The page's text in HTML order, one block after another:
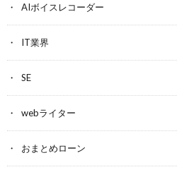
AIボイスレコーダー
IT業界
SE
webライター
おまとめローン